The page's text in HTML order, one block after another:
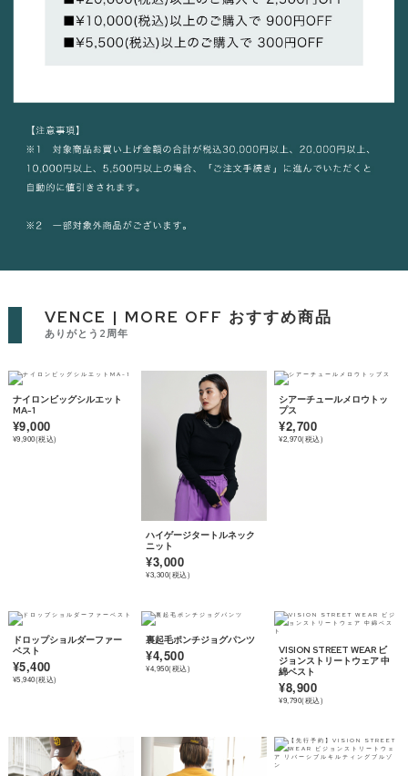
VENCE | MORE OFF おすすめ商品
ありがとう2周年
ナイロンビッグシルエット
MA-1
¥9,000
¥9,900(税込)
ハイゲージタートルネック
ニット
¥3,000
¥3,300(税込)
シアーチュールメロウトッ
プス
¥2,700
¥2,970(税込)
ドロップショルダーファー
ベスト
¥5,400
¥5,940(税込)
裏起毛ポンチジョグパンツ
¥4,500
¥4,950(税込)
VISION STREET WEAR ビ
ジョンストリートウェア 中
綿ベスト
¥8,900
¥9,790(税込)